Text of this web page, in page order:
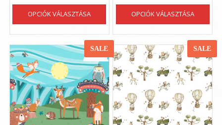
89050 Ft
OPCIÓK VÁLASZTÁSA
Ennek
terméknek
több
variációja
van.
változatok
a
termékoldalon
választhatók
89050 Ft
OPCIÓK VÁLASZTÁSA
van.
A
a
ki
SALE SALE